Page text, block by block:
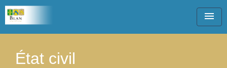
menu
État civil